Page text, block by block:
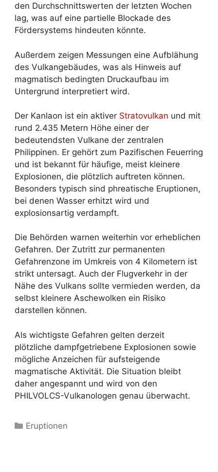
den Durchschnittswerten der letzten Wochen
lag, was auf eine partielle Blockade des
Fördersystems hindeuten könnte.
Außerdem zeigen Messungen eine Aufblähung
des Vulkangebäudes, was als Hinweis auf
magmatisch bedingten Druckaufbau im
Untergrund interpretiert wird.
Der Kanlaon ist ein aktiver Stratovulkan und mit
rund 2.435 Metern Höhe einer der
bedeutendsten Vulkane der zentralen
Philippinen. Er gehört zum Pazifischen Feuerring
und ist bekannt für häufige, meist kleinere
Explosionen, die plötzlich auftreten können.
Besonders typisch sind phreatische Eruptionen,
bei denen Wasser erhitzt wird und
explosionsartig verdampft.
Die Behörden warnen weiterhin vor erheblichen
Gefahren. Der Zutritt zur permanenten
Gefahrenzone im Umkreis von 4 Kilometern ist
strikt untersagt. Auch der Flugverkehr in der
Nähe des Vulkans sollte vermieden werden, da
selbst kleinere Aschewolken ein Risiko
darstellen können.
Als wichtigste Gefahren gelten derzeit
plötzliche dampfgetriebene Explosionen sowie
mögliche Anzeichen für aufsteigende
magmatische Aktivität. Die Situation bleibt
daher angespannt und wird von den
PHILVOLCS-Vulkanologen genau überwacht.
Kategorien
Eruptionen